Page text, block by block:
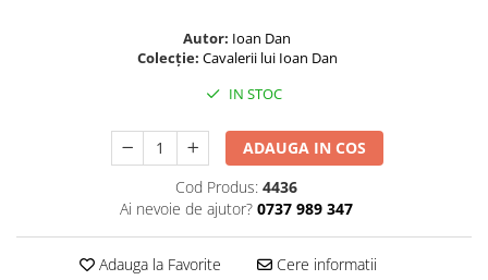
Autor: Ioan Dan
Colecție: Cavalerii lui Ioan Dan
IN STOC
ADAUGA IN COS
Cod Produs: 4436
Ai nevoie de ajutor? 0737 989 347
Adauga la Favorite Cere informatii